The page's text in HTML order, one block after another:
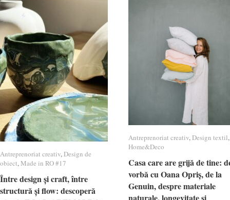
Antreprenoriat creativ,Design textil,
Home&Deco
Casa care are grijă de tine:
vorbă cu Oana Opriș, de la
Genuin, despre materiale
Antreprenoriat creativ Design textil
Home&Deco
Casa care are grijă de tine:
vorbă cu Oana Opriș, de la
Genuin, despre materiale
Antreprenoriat creativ,Design de
obiect,Made in RO #17
Între design și craft, între
structură și flow: descoperă
Antreprenoriat creativ Design de
obiect Made in RO #17
Între design și craft, între
structură și flow: descoperă